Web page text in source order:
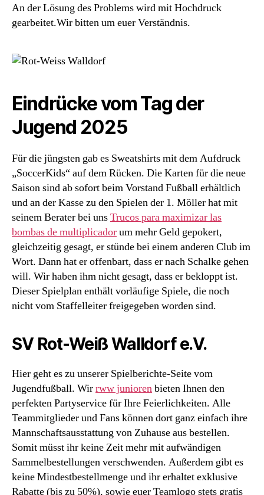
An der Lösung des Problems wird mit Hochdruck
gearbeitet.Wir bitten um euer Verständnis.
Eindrücke vom Tag der
Jugend 2025
Für die jüngsten gab es Sweatshirts mit dem Aufdruck
„SoccerKids“ auf dem Rücken. Die Karten für die neue
Saison sind ab sofort beim Vorstand Fußball erhältlich
und an der Kasse zu den Spielen der 1. Möller hat mit
seinem Berater bei unsTrucos para maximizar las
bombas de multiplicadorum mehr Geld gepokert,
gleichzeitig gesagt, er stünde bei einem anderen Club im
Wort. Dann hat er offenbart, dass er nach Schalke gehen
will. Wir haben ihm nicht gesagt, dass er bekloppt ist.
Dieser Spielplan enthält vorläufige Spiele, die noch
nicht vom Staffelleiter freigegeben worden sind.
SV Rot-Weiß Walldorf e.V.
Hier geht es zu unserer Spielberichte-Seite vom
Jugendfußball. Wirrww juniorenbieten Ihnen den
perfekten Partyservice für Ihre Feierlichkeiten. Alle
Teammitglieder und Fans können dort ganz einfach ihre
Mannschaftsausstattung von Zuhause aus bestellen.
Somit müsst ihr keine Zeit mehr mit aufwändigen
Sammelbestellungen verschwenden. Außerdem gibt es
keine Mindestbestellmenge und ihr erhaltet exklusive
Rabatte (bis zu 50%), sowie euer Teamlogo stets gratis